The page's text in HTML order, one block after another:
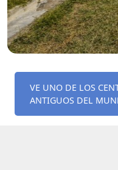
VE UNO DE LOS
ANTIGUOS DEL